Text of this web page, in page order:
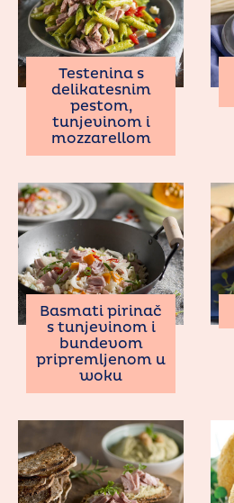
Testenina s
delikatesnim
pestom,
tunjevinom i
mozzarellom
Basmati pirinač
s tunjevinom i
bundevom
pripremljenom u
woku